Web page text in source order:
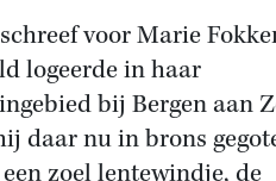
voor Marie
logeerde in haar
bij Bergen aan
daar nu in brons